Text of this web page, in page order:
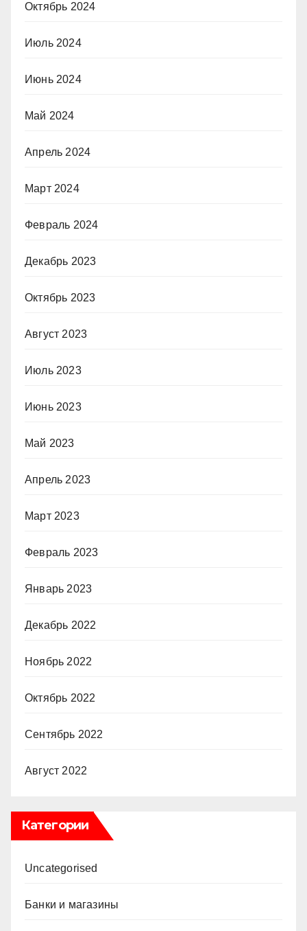
Октябрь 2024
Июль 2024
Июнь 2024
Май 2024
Апрель 2024
Март 2024
Февраль 2024
Декабрь 2023
Октябрь 2023
Август 2023
Июль 2023
Июнь 2023
Май 2023
Апрель 2023
Март 2023
Февраль 2023
Январь 2023
Декабрь 2022
Ноябрь 2022
Октябрь 2022
Сентябрь 2022
Август 2022
Категории
Uncategorised
Банки и магазины